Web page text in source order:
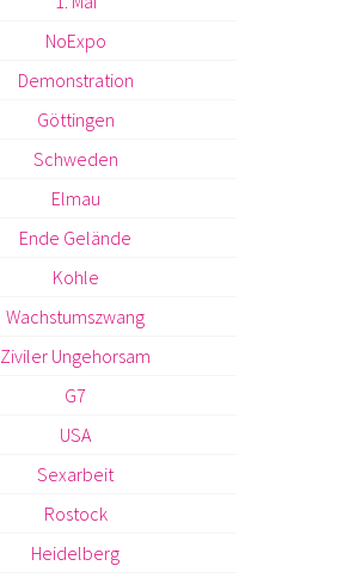
NoExpo
Demonstration
Göttingen
Schweden
Elmau
Ende Gelände
Kohle
Wachstumszwang
Ziviler Ungehorsam
G7
USA
Sexarbeit
Rostock
Heidelberg